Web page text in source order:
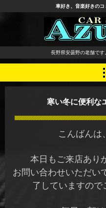
長野県 安曇
イール デッ
ーディオ
車好き、音楽好きのコ
長野県安曇野の老舗で
寒い冬に便利な
こんばん
本日もご来店あり
お問い合わせいただい
了していますので